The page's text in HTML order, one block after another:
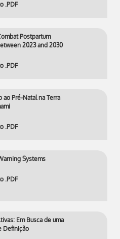
.PDF
Postpartum
2023 and 2030
.PDF
ao Pré-Natal na Terra
.PDF
Systems
.PDF
Em Busca de uma
Definição